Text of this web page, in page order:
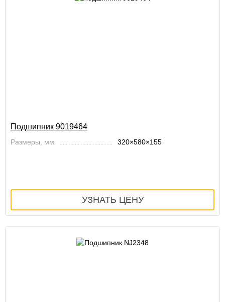
Подшипник 9019464
Размеры, мм 320×580×155